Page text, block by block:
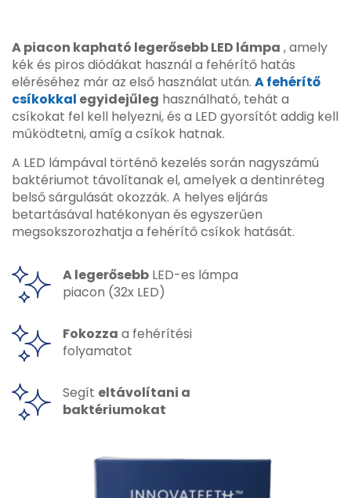
A piacon kapható legerősebb LED lámpa , amely
kék és piros diódákat használ a fehérítő hatás
eléréséhez már az első használat után. A fehérítő
csíkokkal egyidejűleg használható, tehát a
csíkokat fel kell helyezni, és a LED gyorsítót addig kell
működtetni, amíg a csíkok hatnak.
A LED lámpával történő kezelés során nagyszámú
baktériumot távolítanak el, amelyek a dentinréteg
belső sárgulását okozzák. A helyes eljárás
betartásával hatékonyan és egyszerűen
megsokszorozhatja a fehérítő csíkok hatását.
A legerősebb LED-es lámpa
piacon (32x LED)
Fokozza a fehérítési
folyamatot
Segít eltávolítani a
baktériumokat